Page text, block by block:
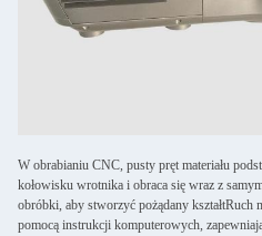
W obrabianiu CNC, pusty pręt materiału
kołowisku wrotnika i obraca się wraz z
obróbki, aby stworzyć pożądany
pomocą instrukcji komputerowych,